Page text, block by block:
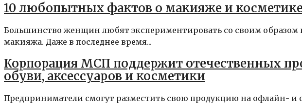
10 любопытных фактов о макияже и
Большинство женщин любят экспериментировать со своим образом
макияжа. Даже в последнее время...
Корпорация МСП поддержит отечественных
обуви, аксессуаров и косметики
Предприниматели смогут разместить свою продукцию на офлайн-